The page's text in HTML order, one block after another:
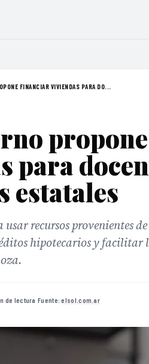
FINANCIAR VIVIENDAS PARA DO...
para
estatales
usar recursos provenientes
hipotecarios y facilitar
de lectura ·Fuente:elsol.com.ar